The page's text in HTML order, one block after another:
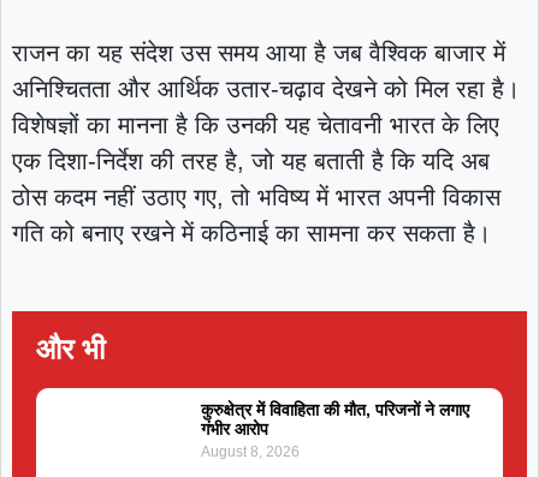
राजन का यह संदेश उस समय आया है जब वैश्विक बाजार में
अनिश्चितता और आर्थिक उतार-चढ़ाव देखने को मिल रहा है।
विशेषज्ञों का मानना है कि उनकी यह चेतावनी भारत के लिए
एक दिशा-निर्देश की तरह है, जो यह बताती है कि यदि अब
ठोस कदम नहीं उठाए गए, तो भविष्य में भारत अपनी विकास
गति को बनाए रखने में कठिनाई का सामना कर सकता है।
और भी
कुरुक्षेत्र में विवाहिता की मौत, परिजनों ने लगाए
गंभीर आरोप
August 8, 2026